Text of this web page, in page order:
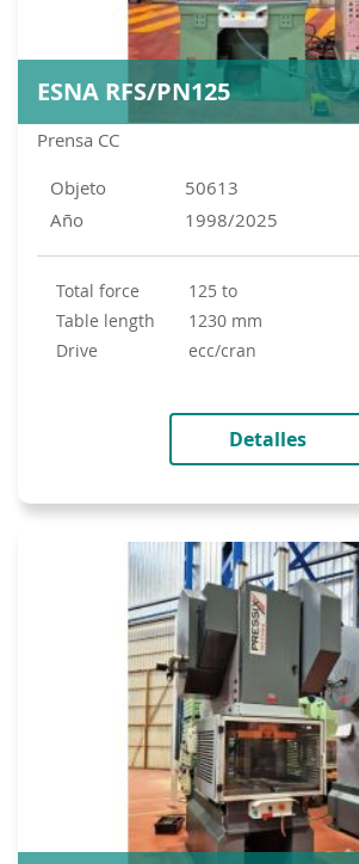
Prensa CC
ESNA RFS/PN125
Objeto
50613
Año
1998/2025
total force
125 to
table length
1230 mm
drive
ecc/cran
Detalles